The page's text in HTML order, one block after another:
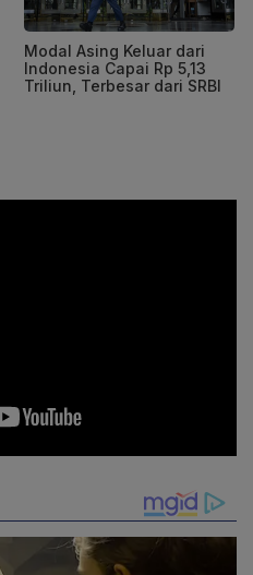
Modal Asing Keluar dari
Indonesia Capai Rp 5,13
Triliun, Terbesar dari SRBI